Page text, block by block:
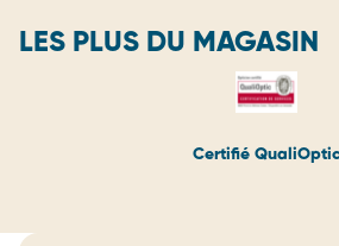
LES PLUS DU MAGASIN
Certifié QualiOptic